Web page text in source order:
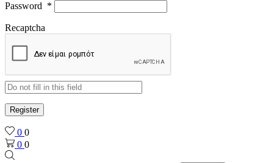
Password *
Recaptcha
Register
0 0
0 0